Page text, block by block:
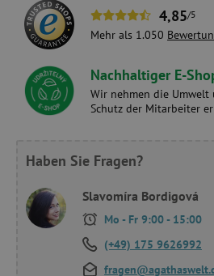
4,85/5
Mehr als 1.050
Nachhaltiger E-
Wir nehmen die Umwelt
Schutz der Mitarbeiter
Haben Sie Fragen?
Slavomíra Bordigová
Mo - Fr 9:00 - 15:00
(+49) 175 9626992